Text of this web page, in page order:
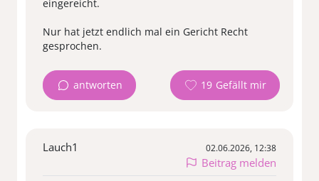
eingereicht.
Nur hat jetzt endlich mal ein Gericht Recht
gesprochen.
antworten 19
Lauch1 02.06.2026, 12:38
Beitrag melden